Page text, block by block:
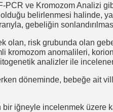
PCR ve Kromozom Analizi
belirlenmesi halinde,
gebeliğin
olan, risk grubunda olan
kromozom anomalileri,
analizler ile
döneminde, bebeğe ait
iğneyle incelenmek üzere